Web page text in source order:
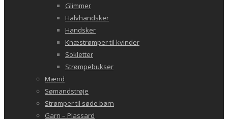
Glimmer
Halvhandsker
Handsker
Knæstrømper til kvinder
Sokletter
Strømpebukser
Mænd
Sømandstrøje
Strømper til søde børn
Garn – Plassard